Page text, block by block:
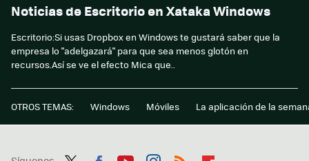
Noticias de Escritorio en Xataka Windows
Escritorio:Si usas Dropbox en Windows te gustará saber que la
empresa lo "adelgazará" para que sea menos glotón en
recursos.Así se ve el efecto Mica que..
OTROS TEMAS: Windows Móviles La aplicación de la